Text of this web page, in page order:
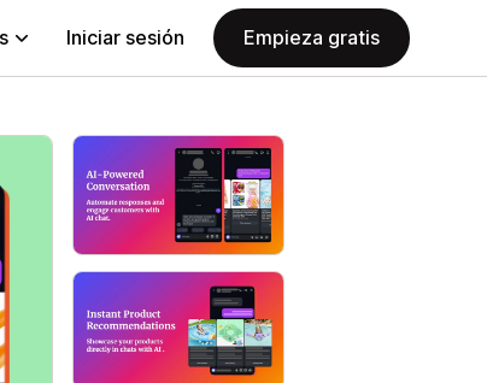
Iniciar sesión Empieza gratis